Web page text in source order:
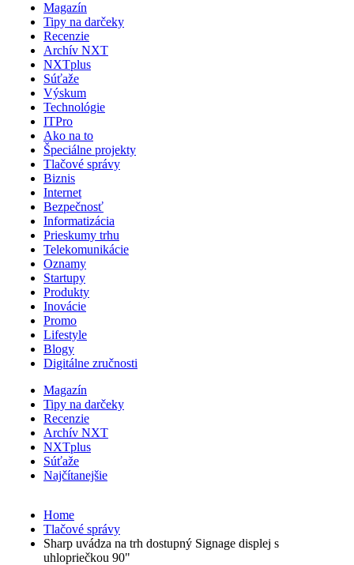
Magazín
Tipy na darčeky
Recenzie
Archív NXT
NXTplus
Súťaže
Výskum
Technológie
ITPro
Ako na to
Špeciálne projekty
Tlačové správy
Biznis
Internet
Bezpečnosť
Informatizácia
Prieskumy trhu
Telekomunikácie
Oznamy
Startupy
Produkty
Inovácie
Promo
Lifestyle
Blogy
Digitálne zručnosti
Magazín
Tipy na darčeky
Recenzie
Archív NXT
NXTplus
Súťaže
Najčítanejšie
Home
Tlačové správy
Sharp uvádza na trh dostupný Signage displej s
uhlopriečkou 90"